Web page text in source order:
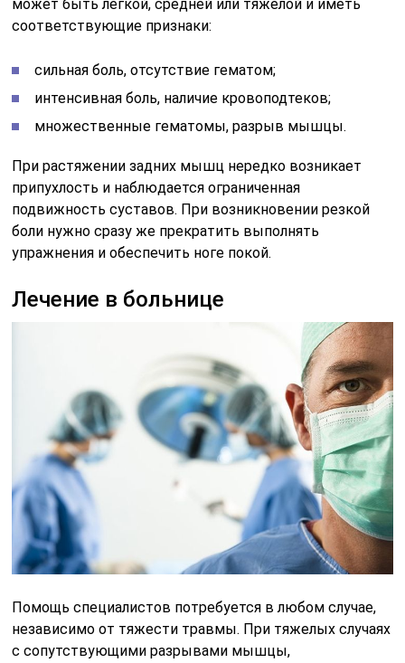
может быть легкой, средней или тяжелой и иметь
соответствующие признаки:
сильная боль, отсутствие гематом;
интенсивная боль, наличие кровоподтеков;
множественные гематомы, разрыв мышцы.
При растяжении задних мышц нередко возникает
припухлость и наблюдается ограниченная
подвижность суставов. При возникновении резкой
боли нужно сразу же прекратить выполнять
упражнения и обеспечить ноге покой.
Лечение в больнице
Помощь специалистов потребуется в любом случае,
независимо от тяжести травмы. При тяжелых случаях
с сопутствующими разрывами мышцы,